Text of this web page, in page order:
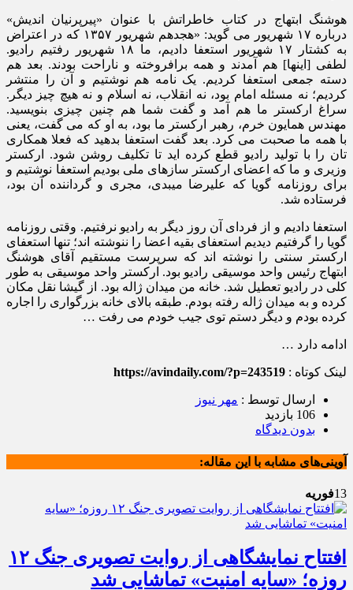
هوشنگ ابتهاج در کتاب خاطراتش با عنوان «پیرپرنیان اندیش»
درباره ۱۷ شهریور می گوید: «هجدهم شهریور ۱۳۵۷ که در اعتراض
به کشتار ۱۷ شهریور استعفا دادیم، ما ۱۸ شهریور رفتیم رادیو.
لطفی [اینها] هم آمدند و همه برافروخته و ناراحت بودند. بعد هم
دسته جمعی استعفا کردیم. یک نامه هم نوشتیم و آن را منتشر
کردیم؛ نه مسئله امام بود، نه انقلاب، نه اسلام و نه هیچ چیز دیگر.
سراغ ارکستر ما هم آمد و گفت شما هم چنین چیزی بنویسید.
مهندس همایون خرم، رهبر ارکستر ما بود، به او که می گفت، یعنی
با همه ما صحبت می کرد. بعد گفت استعفا بدهید که فعلا همکاری
تان را با تولید رادیو قطع کرده اید تا تکلیف روشن شود. ارکستر
وزیری و ما که اعضای ارکستر سازهای ملی بودیم استعفا نوشتیم و
برای روزنامه گویا که علیرضا میبدی، مجری و گرداننده آن بود،
فرستاده شد.
استعفا دادیم و از فردای آن روز دیگر به رادیو نرفتیم. وقتی روزنامه
گویا را گرفتیم دیدیم استعفای بقیه اعضا را ننوشته اند؛ تنها استعفای
ارکستر سنتی را نوشته اند که سرپرست مستقیم آقای هوشنگ
ابتهاج رئیس واحد موسیقی رادیو بود. ارکستر واحد موسیقی به طور
کلی در رادیو تعطیل شد. خانه من میدان ژاله بود. از گیشا نقل مکان
کرده و به میدان ژاله رفته بودم. طبقه بالای خانه بزرگواری را اجاره
کرده بودم و دیگر دستم توی جیب خودم می رفت …
ادامه دارد …
لینک کوتاه : https://avindaily.com/?p=243519
ارسال توسط : مهر نیوز
106 بازدید
بدون دیدگاه
آوینی‌های مشابه با این مقاله:
13فوریه
افتتاح نمایشگاهی از روایت تصویری جنگ‌ ۱۲
روزه؛ «سایه امنیت» تماشایی شد